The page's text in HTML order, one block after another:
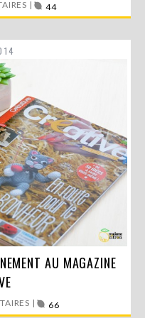
| 44
sur le blog !…
AU MAGAZINE
| 66